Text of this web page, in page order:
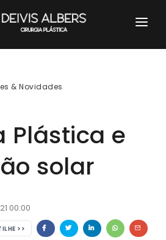
& Novidades
Plástica e
solar
00:00
>>